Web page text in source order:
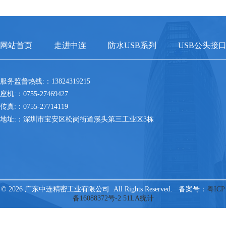
网站首页 走进中连 防水USB系列 USB公头接口
服务监督热线:：13824319215
座机:：0755-27469427
传真:：0755-27714119
地址:：深圳市宝安区松岗街道溪头第三工业区3栋
© 2026 广东中连精密工业有限公司 All Rights Reserved. 备案号： 粤ICP
备16088372号-2 51LA统计